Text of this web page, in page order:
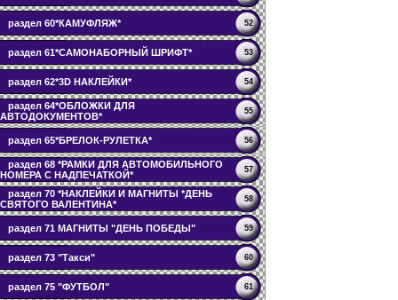
раздел 60*КАМУФЛЯЖ* 52
раздел 61*САМОНАБОРНЫЙ ШРИФТ* 53
раздел 62*3D НАКЛЕЙКИ* 54
раздел 64*ОБЛОЖКИ ДЛЯ
АВТОДОКУМЕНТОВ*
55
раздел 65*БРЕЛОК-РУЛЕТКА* 56
раздел 68 *РАМКИ ДЛЯ АВТОМОБИЛЬНОГО
НОМЕРА С НАДПЕЧАТКОЙ*
57
раздел 70 *НАКЛЕЙКИ И МАГНИТЫ *ДЕНЬ
СВЯТОГО ВАЛЕНТИНА*
58
раздел 71 МАГНИТЫ "ДЕНЬ ПОБЕДЫ" 59
раздел 73 "Такси" 60
раздел 75 "ФУТБОЛ" 61